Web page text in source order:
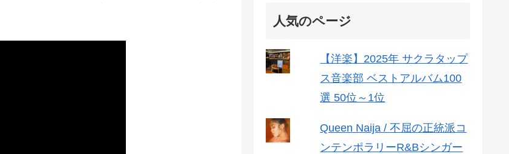
人気のページ
【洋楽】2025年 サクラタップ
ス音楽部 ベストアルバム100
選 50位～1位
Queen Naija / 不屈の正統派コ
ンテンポラリーR&Bシンガー